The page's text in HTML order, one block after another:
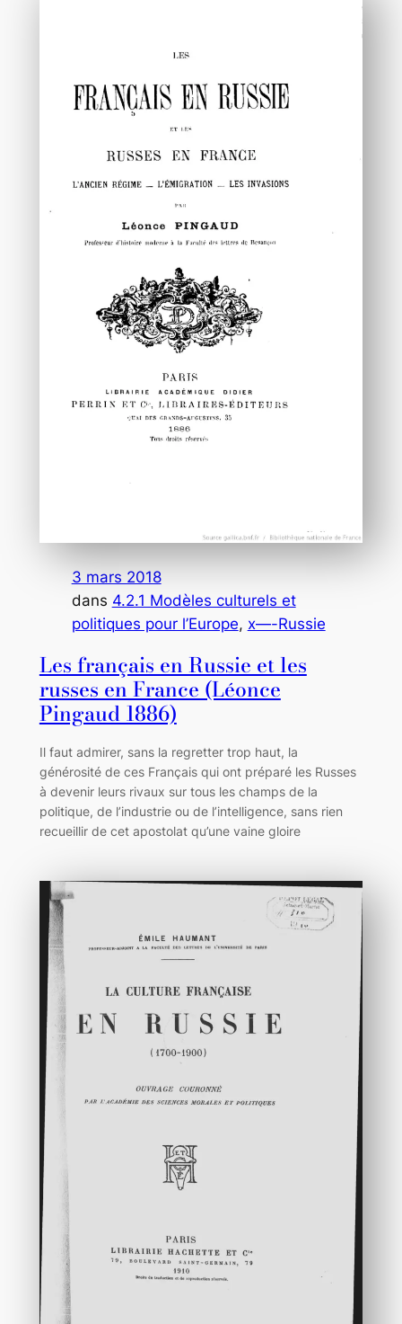
3 mars 2018
dans 4.2.1 Modèles culturels et
politiques pour l’Europe, x—-Russie
Les français en Russie et les
russes en France (Léonce
Pingaud 1886)
Il faut admirer, sans la regretter trop haut, la
générosité de ces Français qui ont préparé les Russes
à devenir leurs rivaux sur tous les champs de la
politique, de l’industrie ou de l’intelligence, sans rien
recueillir de cet apostolat qu’une vaine gloire